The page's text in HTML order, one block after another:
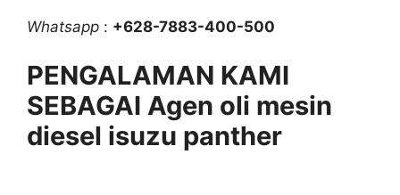
Whatsapp : +628-7883-400-500
PENGALAMAN KAMI
SEBAGAI Agen oli mesin
diesel isuzu panther